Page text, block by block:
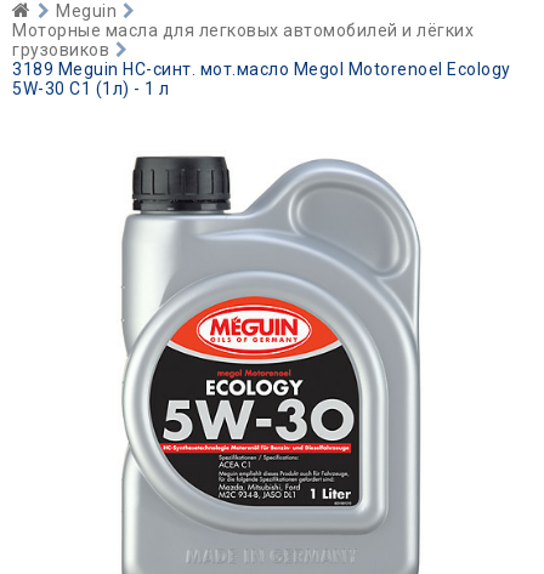
Meguin
Моторные масла для легковых автомобилей и лёгких
грузовиков
3189 Meguin НС-синт. мот.масло Megol Motorenoel Ecology
5W-30 C1 (1л) - 1 л